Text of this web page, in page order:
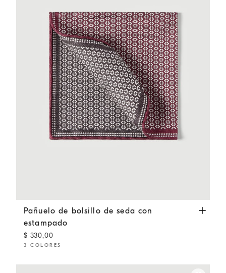
Pañuelo de bolsillo de seda con estampado Bermellón
Pañuelo de bolsillo de seda con
estampado
$ 330,00
3 COLORES